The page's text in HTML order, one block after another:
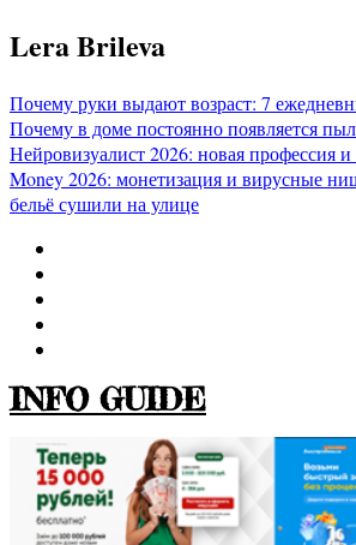
Перейти
к
Lera Brileva
Почему руки выдают возраст: 7
Почему в доме постоянно появляется
Нейровизуалист 2026: новая профессия
Money 2026: монетизация и вирусные
бельё сушили на улице
INFO GUIDE